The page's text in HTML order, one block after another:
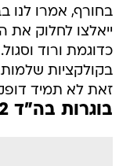
בחורף, אמרו לנו
ייאלצו לחלוק את
כדוגמת ורוד
בקולקציות
זאת לא תמיד
בוגרות בה"ד 12